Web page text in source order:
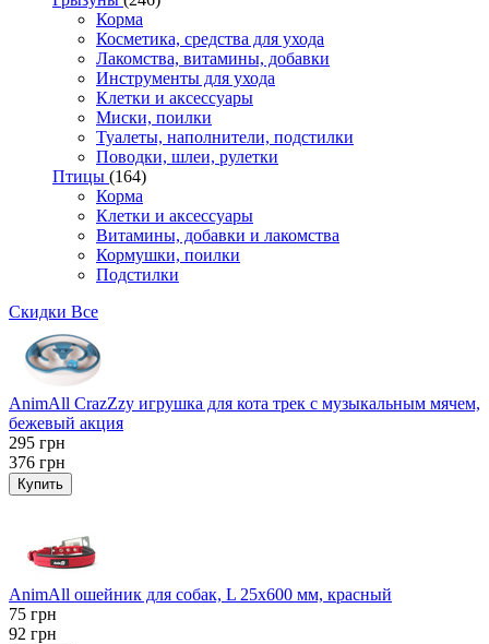
Корма
Косметика, средства для ухода
Лакомства, витамины, добавки
Инструменты для ухода
Клетки и аксессуары
Миски, поилки
Туалеты, наполнители, подстилки
Поводки, шлеи, рулетки
Птицы (164)
Корма
Клетки и аксессуары
Витамины, добавки и лакомства
Кормушки, поилки
Подстилки
Скидки Все
AnimAll CrazZzy игрушка для кота трек с музыкальным мячем,
бежевый акция
295 грн
376 грн
Купить
AnimAll ошейник для собак, L 25x600 мм, красный
75 грн
92 грн